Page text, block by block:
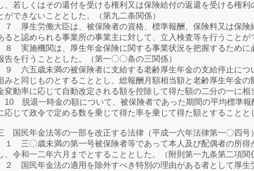
、若しくはその還付を受ける権利又は保険給付の返還を受ける権
ができないこととした。（第九二条関係）
７ 厚生労働大臣は、被保険者の資格、標準報酬、保険料又は保険
ると認められる事業所の事業主に対して、立入検査等を行うことが
８ 実施機関は、厚生年金保険に関する事業状況を把握するために
告を行うこととした。（第一〇〇条の三関係）
９ 六五歳未満の被保険者に支給する老齢厚生年金の支給停止につ
みと同じものとすることとし、総報酬月額相当額と老齢厚生年金
変動率に応じて自動改定される額を控除して得た額の二分の一に相
10 脱退一時金の額について、被保険者であった期間の平均標準報
応じて政令で定める数を乗じて得た率を乗じて得た額とすることと
国民年金法等の一部を改正する法律（平成一六年法律第一〇四号
１ 三〇歳未満の第一号被保険者等であって本人及び配偶者の所得
、令和一二年六月までとすることとした。（附則第一九条第二項関
２ 国民年金法の適用を除外すべき特別の理由がある者として厚生